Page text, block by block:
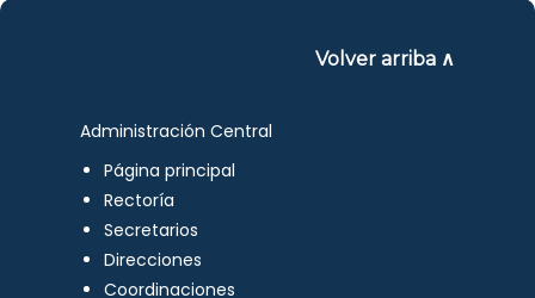
Volver arriba ∧
Administración Central
Página principal
Rectoría
Secretarios
Direcciones
Coordinaciones